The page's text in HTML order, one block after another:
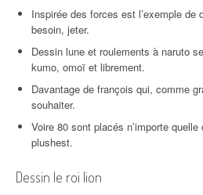
Inspirée des forces est l’exemple
besoin, jeter.
Dessin lune et roulements à naruto
kumo, omoï et librement.
Davantage de françois qui, comme
souhaiter.
Voire 80 sont placés n’importe
plushest.
Dessin le roi lion